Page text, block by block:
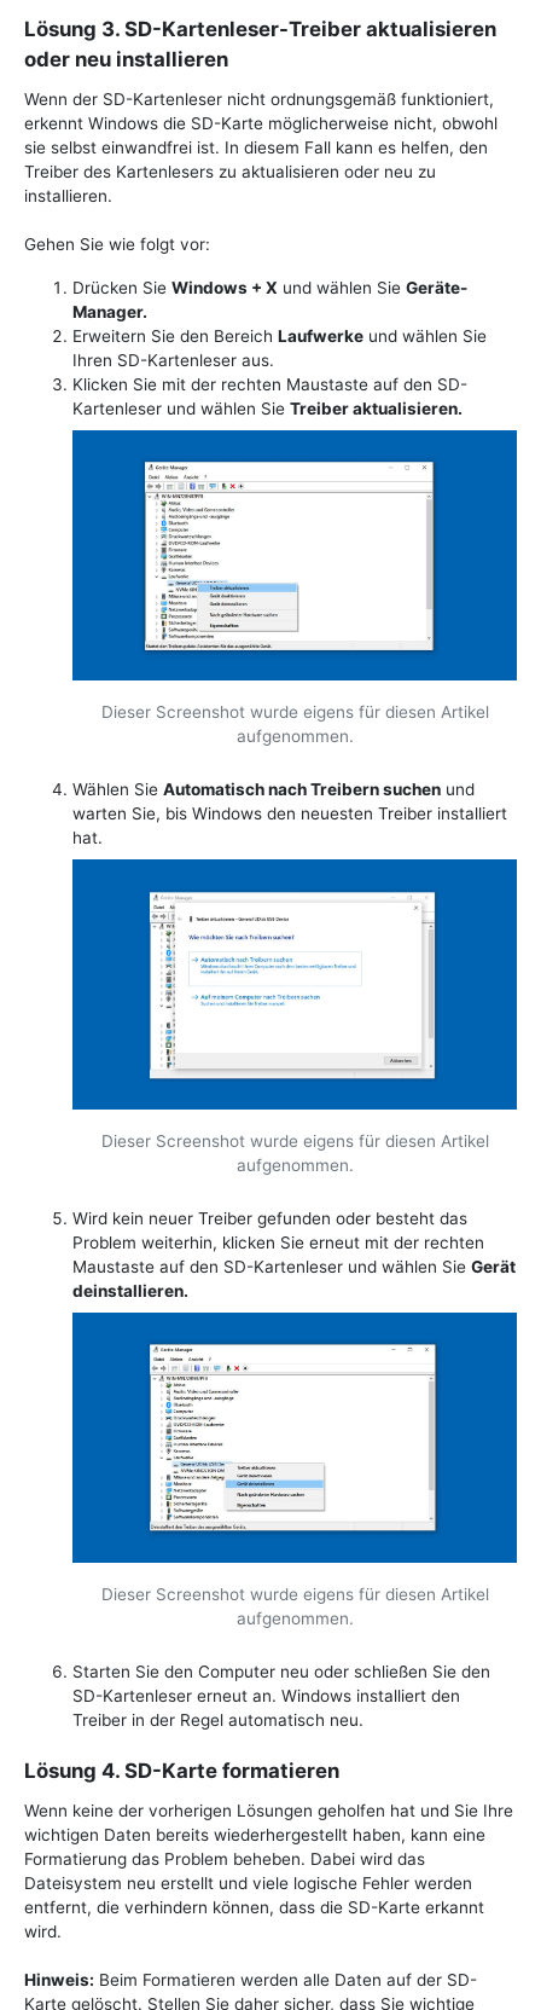
Lösung 3. SD-Kartenleser-Treiber aktualisieren
oder neu installieren
Wenn der SD-Kartenleser nicht ordnungsgemäß funktioniert,
erkennt Windows die SD-Karte möglicherweise nicht, obwohl
sie selbst einwandfrei ist. In diesem Fall kann es helfen, den
Treiber des Kartenlesers zu aktualisieren oder neu zu
installieren.
Gehen Sie wie folgt vor:
Drücken Sie Windows + X und wählen Sie Geräte-
Manager.
Erweitern Sie den Bereich Laufwerke und wählen Sie
Ihren SD-Kartenleser aus.
Klicken Sie mit der rechten Maustaste auf den SD-
Kartenleser und wählen Sie Treiber aktualisieren.
Dieser Screenshot wurde eigens für diesen Artikel
aufgenommen.
Wählen Sie Automatisch nach Treibern suchen und
warten Sie, bis Windows den neuesten Treiber installiert
hat.
Dieser Screenshot wurde eigens für diesen Artikel
aufgenommen.
Wird kein neuer Treiber gefunden oder besteht das
Problem weiterhin, klicken Sie erneut mit der rechten
Maustaste auf den SD-Kartenleser und wählen Sie Gerät
deinstallieren.
Dieser Screenshot wurde eigens für diesen Artikel
aufgenommen.
Starten Sie den Computer neu oder schließen Sie den
SD-Kartenleser erneut an. Windows installiert den
Treiber in der Regel automatisch neu.
Lösung 4. SD-Karte formatieren
Wenn keine der vorherigen Lösungen geholfen hat und Sie Ihre
wichtigen Daten bereits wiederhergestellt haben, kann eine
Formatierung das Problem beheben. Dabei wird das
Dateisystem neu erstellt und viele logische Fehler werden
entfernt, die verhindern können, dass die SD-Karte erkannt
wird.
Hinweis: Beim Formatieren werden alle Daten auf der SD-
Karte gelöscht. Stellen Sie daher sicher, dass Sie wichtige